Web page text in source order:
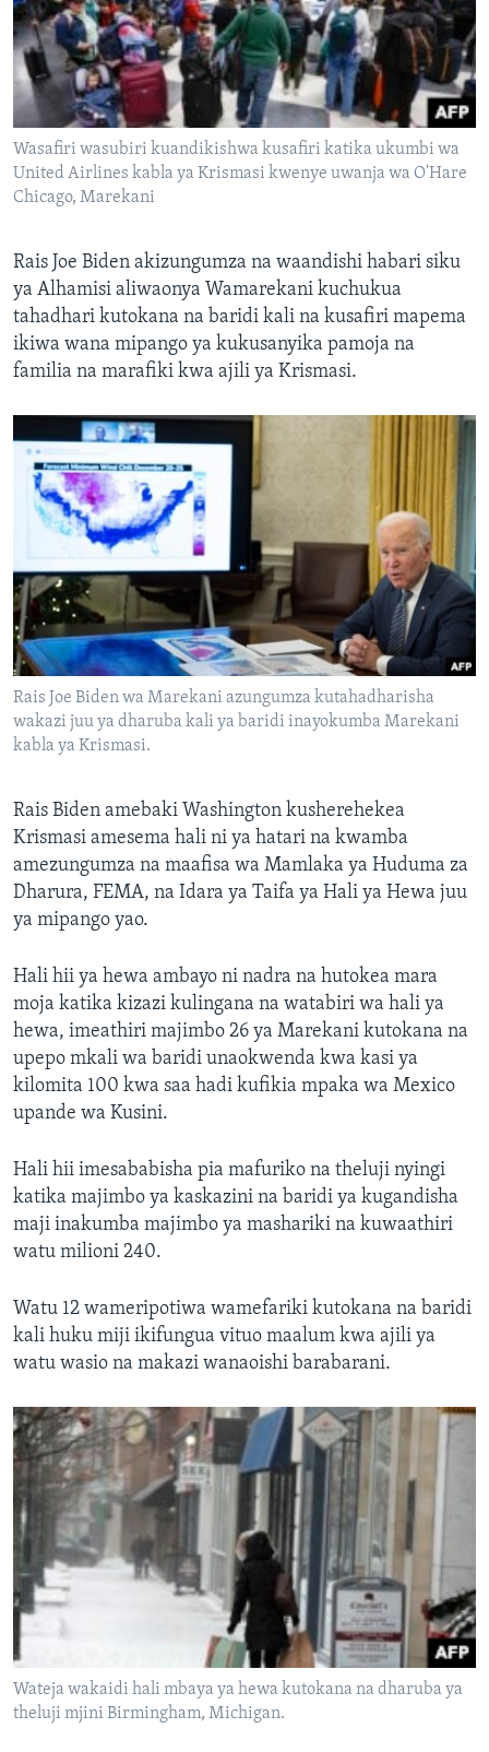
Wasafiri wasubiri kuandikishwa kusafiri katika ukumbi wa
United Airlines kabla ya Krismasi kwenye uwanja wa O'Hare
Chicago, Marekani
Rais Joe Biden akizungumza na waandishi habari siku
ya Alhamisi aliwaonya Wamarekani kuchukua
tahadhari kutokana na baridi kali na kusafiri mapema
ikiwa wana mipango ya kukusanyika pamoja na
familia na marafiki kwa ajili ya Krismasi.
Rais Joe Biden wa Marekani azungumza kutahadharisha
wakazi juu ya dharuba kali ya baridi inayokumba Marekani
kabla ya Krismasi.
Rais Biden amebaki Washington kusherehekea
Krismasi amesema hali ni ya hatari na kwamba
amezungumza na maafisa wa Mamlaka ya Huduma za
Dharura, FEMA, na Idara ya Taifa ya Hali ya Hewa juu
ya mipango yao.
Hali hii ya hewa ambayo ni nadra na hutokea mara
moja katika kizazi kulingana na watabiri wa hali ya
hewa, imeathiri majimbo 26 ya Marekani kutokana na
upepo mkali wa baridi unaokwenda kwa kasi ya
kilomita 100 kwa saa hadi kufikia mpaka wa Mexico
upande wa Kusini.
Hali hii imesababisha pia mafuriko na theluji nyingi
katika majimbo ya kaskazini na baridi ya kugandisha
maji inakumba majimbo ya mashariki na kuwaathiri
watu milioni 240.
Watu 12 wameripotiwa wamefariki kutokana na baridi
kali huku miji ikifungua vituo maalum kwa ajili ya
watu wasio na makazi wanaoishi barabarani.
Wateja wakaidi hali mbaya ya hewa kutokana na dharuba ya
theluji mjini Birmingham, Michigan.